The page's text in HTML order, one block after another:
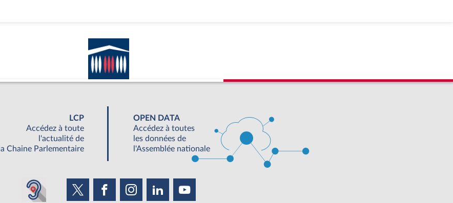
LCP
Accédez à toute
l'actualité de
la Chaine Parlementaire
OPEN DATA
Accédez à toutes
les données de
l'Assemblée nationale